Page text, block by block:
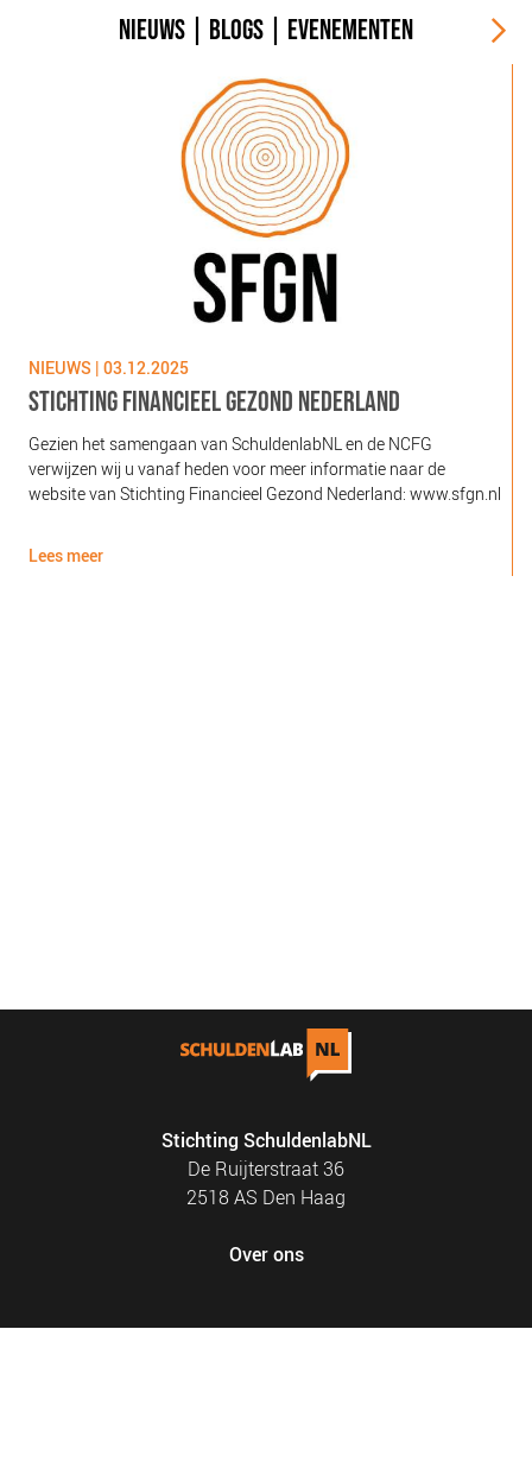
NIEUWS BLOGS EVENEMENTEN
NIEUWS | 03.12.2025
STICHTING FINANCIEEL GEZOND NEDERLAND
Gezien het samengaan van SchuldenlabNL en de NCFG
verwijzen wij u vanaf heden voor meer informatie naar de
website van Stichting Financieel Gezond Nederland: www.sfgn.nl
Lees meer
Stichting SchuldenlabNL
De Ruijterstraat 36
2518 AS Den Haag
Over ons